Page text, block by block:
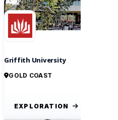
Griffith University
GOLD COAST
EXPLORATION